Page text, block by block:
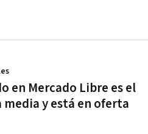
en Mercado Libre es el
media y está en oferta